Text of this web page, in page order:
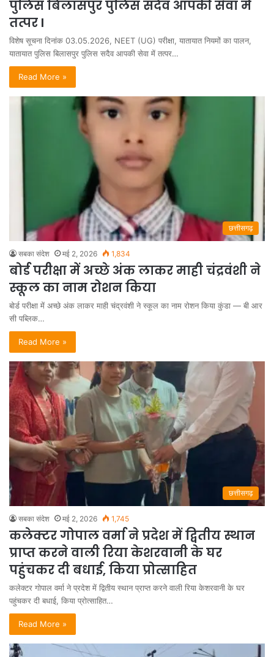
पुलिस बिलासपुर पुलिस सदैव आपकी सेवा में
तत्पर l
विशेष सूचना दिनांक 03.05.2026, NEET (UG) परीक्षा, यातायात नियमों का पालन,
यातायात पुलिस बिलासपुर पुलिस सदैव आपकी सेवा में तत्पर…
Read More »
छत्तीसगढ़
सबका संदेश मई 2, 2026 1,834
बोर्ड परीक्षा में अच्छे अंक लाकर माही चंद्रवंशी ने
स्कूल का नाम रोशन किया
बोर्ड परीक्षा में अच्छे अंक लाकर माही चंद्रवंशी ने स्कूल का नाम रोशन किया कुंडा — बी आर
सी पब्लिक…
Read More »
छत्तीसगढ़
सबका संदेश मई 2, 2026 1,745
कलेक्टर गोपाल वर्मा ने प्रदेश में द्वितीय स्थान
प्राप्त करने वाली रिया केशरवानी के घर
पहुंचकर दी बधाई, किया प्रोत्साहित
कलेक्टर गोपाल वर्मा ने प्रदेश में द्वितीय स्थान प्राप्त करने वाली रिया केशरवानी के घर
पहुंचकर दी बधाई, किया प्रोत्साहित…
Read More »